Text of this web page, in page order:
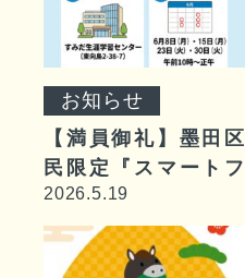
お知らせ
【満員御礼】墨田区
民限定『スマートフ
ォン教室』
2026.5.19